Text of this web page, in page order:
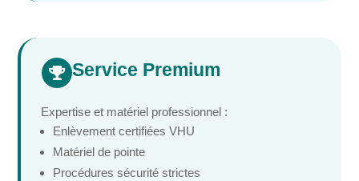
 Service Premium
Expertise et matériel professionnel :
Enlèvement certifiées VHU
Matériel de pointe
Procédures sécurité strictes